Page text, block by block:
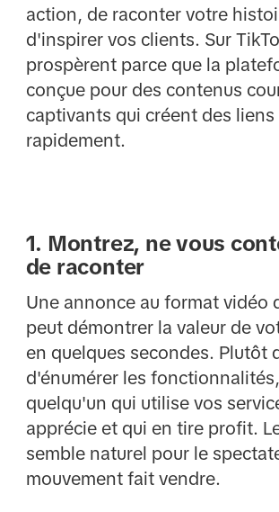
action, de raconter votre
d'inspirer vos clients. Sur
prospèrent parce que la
conçue pour des contenus
captivants qui créent des liens
rapidement.
1. Montrez, ne vous
de raconter
Une annonce au format vidéo
peut démontrer la valeur de
en quelques secondes. Plutôt
d'énumérer les
quelqu'un qui utilise vos
apprécie et qui en tire profit.
semble naturel pour le
mouvement fait vendre.